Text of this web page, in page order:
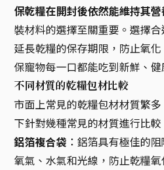
保乾糧在開封後依然能維持其
裝材料的選擇至關重要。選擇
延長乾糧的保存期限，防止氧
保寵物每一口都能吃到新鮮、健
不同材質的乾糧包材比較
市面上常見的乾糧包材材質繁
下針對幾種常見的材質進行比較
鋁箔複合袋 ：鋁箔具有極佳的
氧氣、水氣和光線，防止乾糧